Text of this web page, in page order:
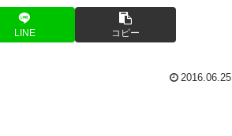
LINE コピー
2016.06.25